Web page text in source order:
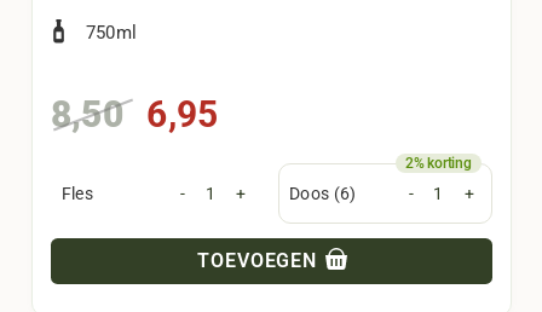
750ml
8,50Oorspronkelijke
was:
6,95
is:
6,95.
Fles - + Doos (6) - +
TOEVOEGEN